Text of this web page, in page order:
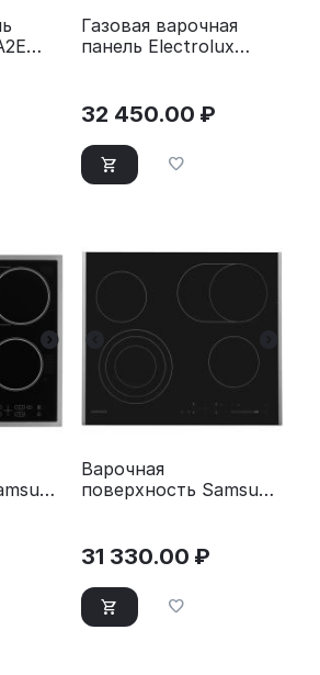
Газовая варочная
панель Electrolux
32 450.00 ₽
Варочная
поверхность Samsung
31 330.00 ₽